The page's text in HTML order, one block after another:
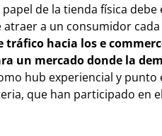
de la tienda física
a un consumidor cada
tráfico hacia los e
un mercado donde la
hub experiencial y punto
que han participado en